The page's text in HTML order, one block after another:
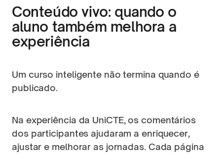
Conteúdo vivo: quando o
aluno também melhora a
experiência
Um curso inteligente não termina quando é
publicado.
Na experiência da UniCTE, os comentários
dos participantes ajudaram a enriquecer,
ajustar e melhorar as jornadas. Cada página